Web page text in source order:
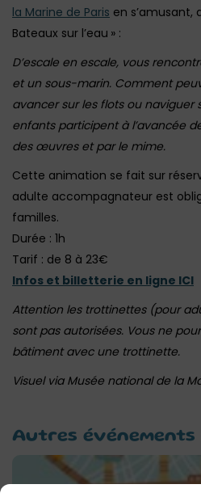
la Marine de Paris en s’amusant,
Bateaux sur l’eau » :
D’escale en escale, vous
et un sous-marin. Comment
avancer sur les flots ou naviguer
enfants participent à l’avancée
des œuvres et par le mime.
Cette animation se fait sur
adulte accompagnateur est
familles.
Durée : 1h
Tarif : de 8 à 23€
Infos et billetterie en ligne ICI
Attention les trottinettes (pour
sont pas autorisées. Vous ne
bâtiment avec une trottinette.
Visuel via Musée national de la
Autres événements